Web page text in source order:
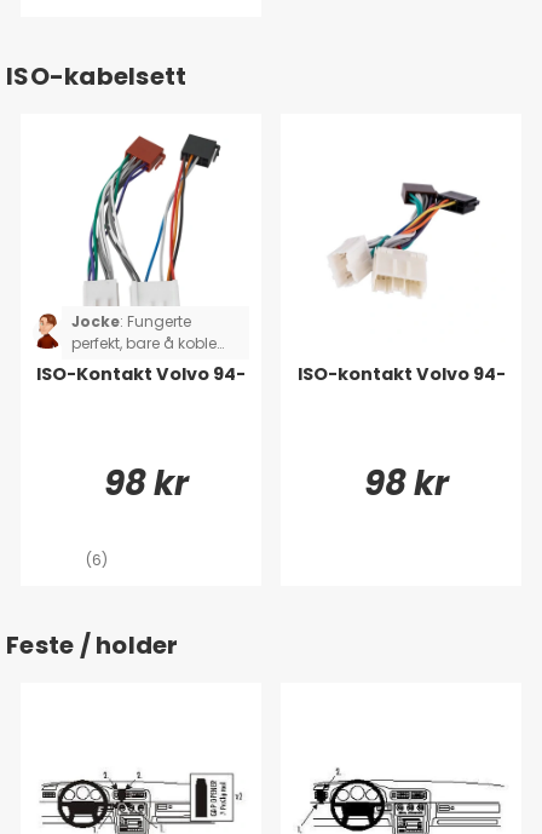
ISO-kabelsett
Jocke: Fungerte
perfekt, bare å koble
sammen
ISO-Kontakt Volvo 94-
98 kr
(6)
ISO-kontakt Volvo 94-
98 kr
Feste / holder